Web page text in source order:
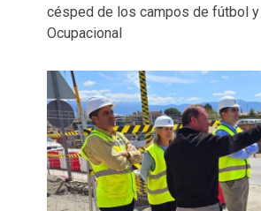
césped de los campos de fútbol y
Ocupacional